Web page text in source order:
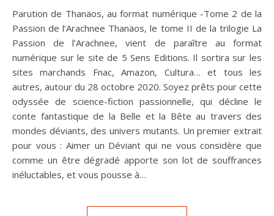
Parution de Thanäos, au format numérique -Tome 2 de la
Passion de l’Arachnee Thanäos, le tome II de la trilogie La
Passion de l’Arachnee, vient de paraître au format
numérique sur le site de 5 Sens Editions. Il sortira sur les
sites marchands Fnac, Amazon, Cultura… et tous les
autres, autour du 28 octobre 2020. Soyez prêts pour cette
odyssée de science-fiction passionnelle, qui décline le
conte fantastique de la Belle et la Bête au travers des
mondes déviants, des univers mutants. Un premier extrait
pour vous : Aimer un Déviant qui ne vous considère que
comme un être dégradé apporte son lot de souffrances
inéluctables, et vous pousse à…